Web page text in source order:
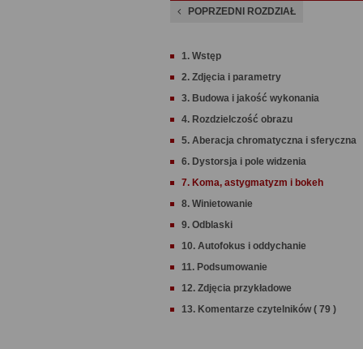
POPRZEDNI ROZDZIAŁ
1. Wstęp
2. Zdjęcia i parametry
3. Budowa i jakość wykonania
4. Rozdzielczość obrazu
5. Aberacja chromatyczna i sferyczna
6. Dystorsja i pole widzenia
7. Koma, astygmatyzm i bokeh
8. Winietowanie
9. Odblaski
10. Autofokus i oddychanie
11. Podsumowanie
12. Zdjęcia przykładowe
13. Komentarze czytelników ( 79 )